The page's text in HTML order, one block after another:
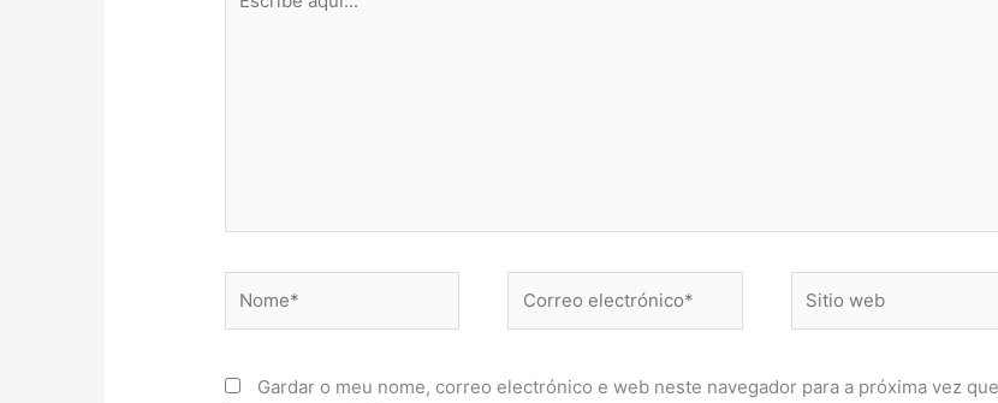
aquí...
electrónico*
web
Gardar o meu nome, correo electrónico e web neste navegador para a próxima vez que